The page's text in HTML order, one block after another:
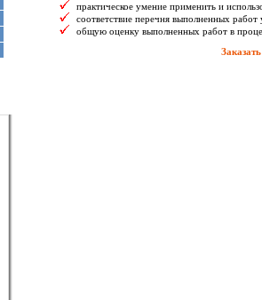
практическое умение применить и
соответствие перечня выполненных
общую оценку выполненных работ в